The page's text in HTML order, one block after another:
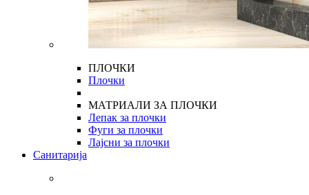
ПЛОЧКИ
Плочки
МАТРИАЛИ ЗА ПЛОЧКИ
Лепак за плочки
Фуги за плочки
Лајсни за плочки
Санитарија